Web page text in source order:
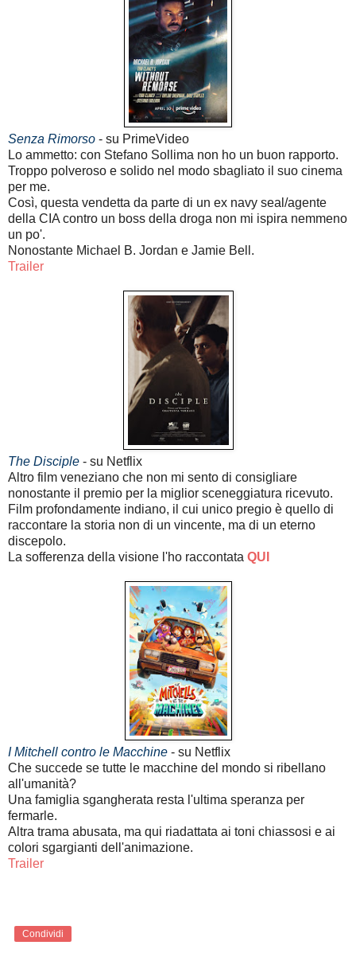
Senza Rimorso - su PrimeVideo
Lo ammetto: con Stefano Sollima non ho un buon rapporto.
Troppo polveroso e solido nel modo sbagliato il suo cinema
per me.
Così, questa vendetta da parte di un ex navy seal/agente
della CIA contro un boss della droga non mi ispira nemmeno
un po'.
Nonostante Michael B. Jordan e Jamie Bell.
Trailer
The Disciple - su Netflix
Altro film veneziano che non mi sento di consigliare
nonostante il premio per la miglior sceneggiatura ricevuto.
Film profondamente indiano, il cui unico pregio è quello di
raccontare la storia non di un vincente, ma di un eterno
discepolo.
La sofferenza della visione l'ho raccontata QUI
I Mitchell contro le Macchine - su Netflix
Che succede se tutte le macchine del mondo si ribellano
all'umanità?
Una famiglia sgangherata resta l'ultima speranza per
fermarle.
Altra trama abusata, ma qui riadattata ai toni chiassosi e ai
colori sgargianti dell'animazione.
Trailer
Condividi